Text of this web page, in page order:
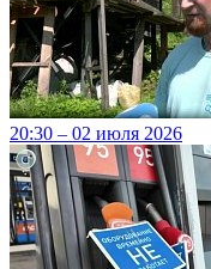
20:30 – 02 июля 2026